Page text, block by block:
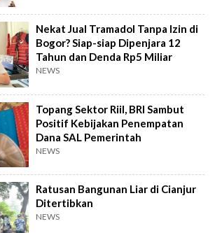
Nekat Jual Tramadol Tanpa Izin di
Bogor? Siap-siap Dipenjara 12
Tahun dan Denda Rp5 Miliar
NEWS
Topang Sektor Riil, BRI Sambut
Positif Kebijakan Penempatan
Dana SAL Pemerintah
NEWS
Ratusan Bangunan Liar di Cianjur
Ditertibkan
NEWS